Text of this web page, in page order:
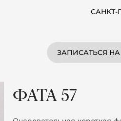
САНКТ-
ЗАПИСАТЬСЯ
ФАТА 57